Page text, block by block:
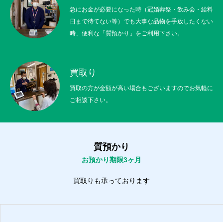
急にお金が必要になった時（冠婚葬祭・飲み会・給料
日まで待てない等）でも大事な品物を手放したくない
時、便利な「質預かり」をご利用下さい。
買取り
買取の方が金額が高い場合もございますのでお気軽に
ご相談下さい。
質預かり
お預かり期限3ヶ月
買取りも承っております